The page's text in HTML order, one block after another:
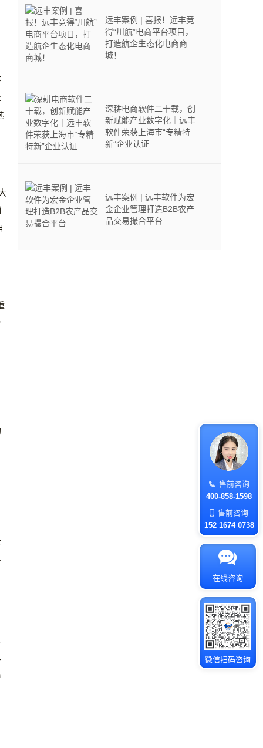
远丰案例 | 喜报！远丰竞
得“川航”电商平台项目，
打造航企生态化电商商
城！
深耕电商软件二十载，创
新赋能产业数字化｜远丰
软件荣获上海市“专精特
新”企业认证
远丰案例 | 远丰软件为宏
金企业管理打造B2B农产
品交易撮合平台
售前咨询
400-858-1598
售前咨询
152 1674 0738
在线咨询
微信扫码咨询